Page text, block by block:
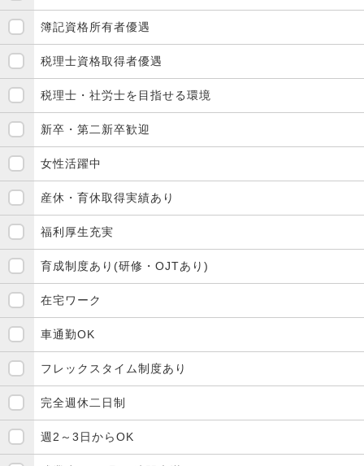
簿記資格所有者優遇
税理士資格取得者優遇
税理士・社労士を目指せる環境
新卒・第二新卒歓迎
女性活躍中
産休・育休取得実績あり
福利厚生充実
育成制度あり(研修・OJTあり)
在宅ワーク
車通勤OK
フレックスタイム制度あり
完全週休二日制
週2～3日からOK